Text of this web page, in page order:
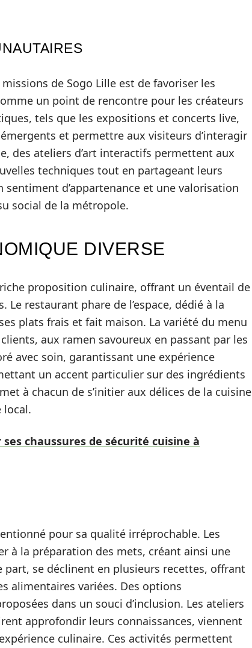
de Sogo Lille est de favoriser les
un point de rencontre pour les créateurs
tels que les expositions et concerts live,
et permettre aux visiteurs d’interagir
des ateliers d’art interactifs permettent aux
techniques tout en partageant leurs
d’appartenance et une valorisation
social de la métropole.
DIVERSE
proposition culinaire, offrant un éventail de
restaurant phare de l’espace, dédié à la
plats frais et fait maison. La variété du menu
aux ramen savoureux en passant par les
avec soin, garantissant une expérience
un accent particulier sur des ingrédients
à chacun de s’initier aux délices de la cuisine
local.
chaussures de sécurité cuisine à
pour sa qualité irréprochable. Les
à la préparation des mets, créant ainsi une
part, se déclinent en plusieurs recettes, offrant
alimentaires variées. Des options
dans un souci d’inclusion. Les ateliers
approfondir leurs connaissances, viennent
culinaire. Ces activités permettent